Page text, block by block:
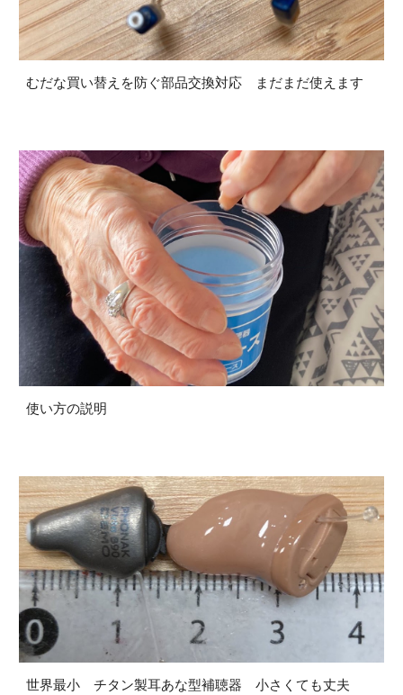
むだな買い替えを防ぐ部品交換対応 まだまだ使えます
使い方の説明
世界最小 チタン製耳あな型補聴器 小さくても丈夫